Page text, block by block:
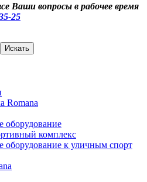
Ваши вопросы в рабочее время
25
Искать
Romana
оборудование
комплекс
оборудование к уличным спорт